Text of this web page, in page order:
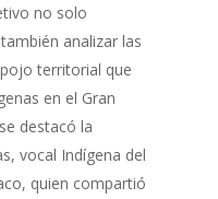
no solo
analizar las
territorial que
en el Gran
destacó la
vocal Indígena del
quien compartió